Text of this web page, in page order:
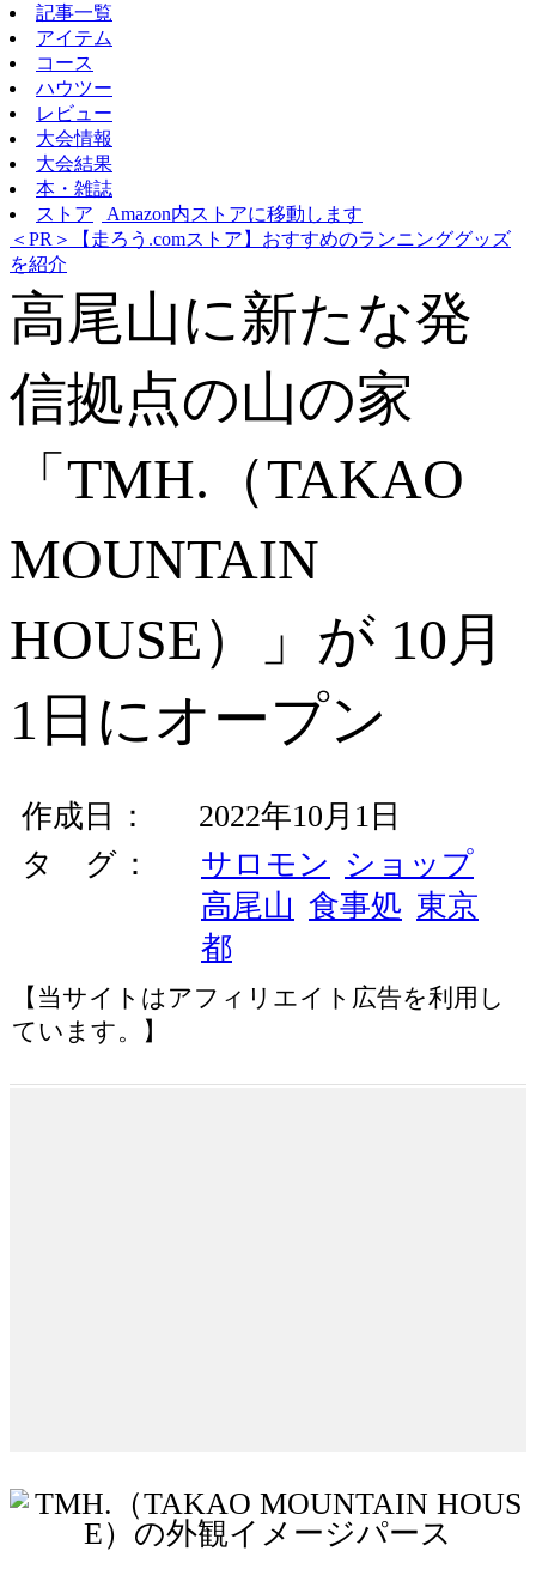
記事一覧
アイテム
コース
ハウツー
レビュー
大会情報
大会結果
本・雑誌
ストア
Amazon内ストアに移動します
＜PR＞【走ろう.comストア】おすすめのランニンググッズ
を紹介
高尾山に新たな発
信拠点の山の家
「TMH.（TAKAO
MOUNTAIN
HOUSE）」が 10月
1日にオープン
作成日
2022年10月1日
タ グ
サロモン
ショップ
高尾山 食事処 東京
都
【当サイトはアフィリエイト広告を利用し
ています。】